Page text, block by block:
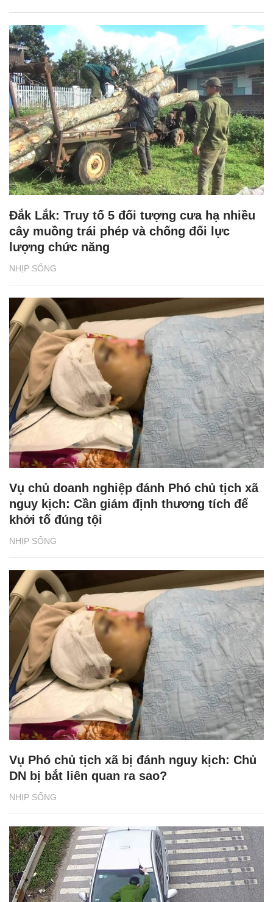
NHỊP SỐNG
Đắk Lắk: Truy tố 5 đối tượng cưa hạ nhiều
cây muồng trái phép và chống đối lực
lượng chức năng
NHỊP SỐNG
Vụ chủ doanh nghiệp đánh Phó chủ tịch xã
nguy kịch: Cần giám định thương tích để
khởi tố đúng tội
NHỊP SỐNG
Vụ Phó chủ tịch xã bị đánh nguy kịch: Chủ
DN bị bắt liên quan ra sao?